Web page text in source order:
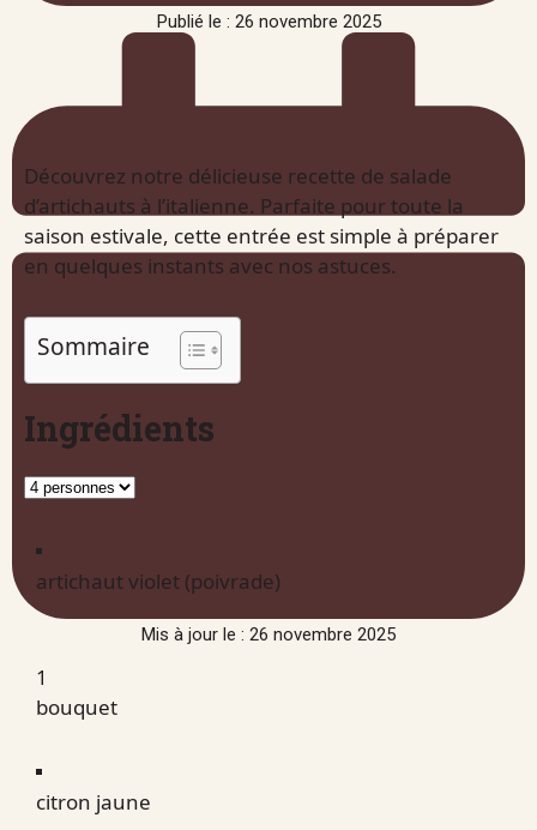
Publié le : 26 novembre 2025
Mis à jour le : 26 novembre 2025
Découvrez notre délicieuse recette de salade
d’artichauts à l’italienne. Parfaite pour toute la
saison estivale, cette entrée est simple à préparer
en quelques instants avec nos astuces.
Sommaire
Ingrédients
artichaut violet (poivrade)
1
bouquet
citron jaune